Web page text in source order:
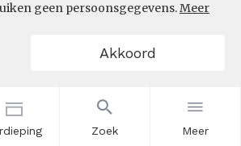
Zoek Meer
geen persoonsgegevens.Meer
Akkoord
Bron:UWV(20-07-2026)
NAAR